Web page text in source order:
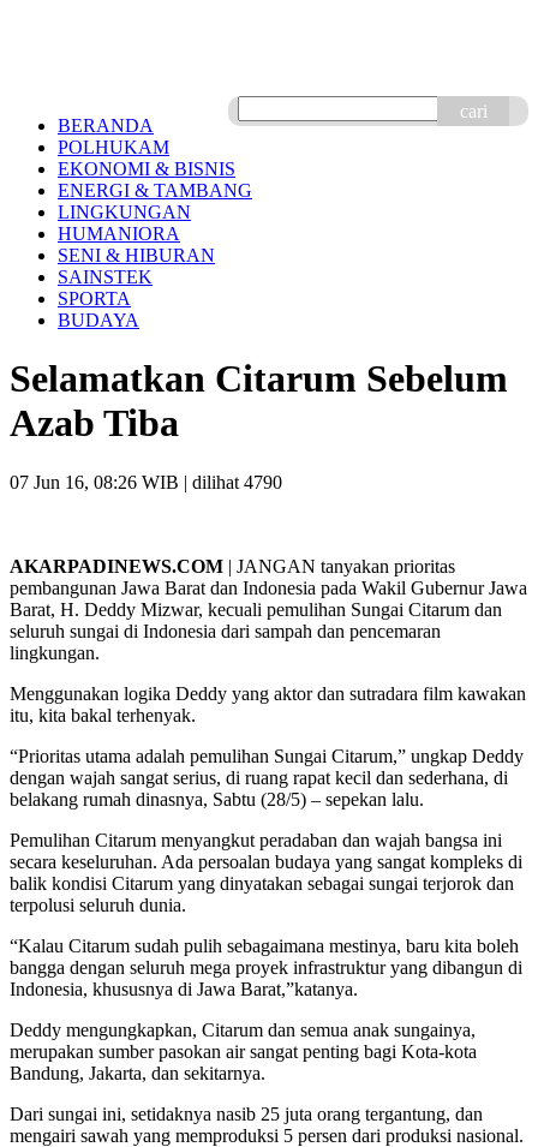
cari
BERANDA
POLHUKAM
EKONOMI & BISNIS
ENERGI & TAMBANG
LINGKUNGAN
HUMANIORA
SENI & HIBURAN
SAINSTEK
SPORTA
BUDAYA
Selamatkan Citarum Sebelum
Azab Tiba
07 Jun 16, 08:26 WIB | dilihat 4790
AKARPADINEWS.COM | JANGAN tanyakan prioritas
pembangunan Jawa Barat dan Indonesia pada Wakil Gubernur Jawa
Barat, H. Deddy Mizwar, kecuali pemulihan Sungai Citarum dan
seluruh sungai di Indonesia dari sampah dan pencemaran
lingkungan.
Menggunakan logika Deddy yang aktor dan sutradara film kawakan
itu, kita bakal terhenyak.
“Prioritas utama adalah pemulihan Sungai Citarum,” ungkap Deddy
dengan wajah sangat serius, di ruang rapat kecil dan sederhana, di
belakang rumah dinasnya, Sabtu (28/5) – sepekan lalu.
Pemulihan Citarum menyangkut peradaban dan wajah bangsa ini
secara keseluruhan. Ada persoalan budaya yang sangat kompleks di
balik kondisi Citarum yang dinyatakan sebagai sungai terjorok dan
terpolusi seluruh dunia.
“Kalau Citarum sudah pulih sebagaimana mestinya, baru kita boleh
bangga dengan seluruh mega proyek infrastruktur yang dibangun di
Indonesia, khususnya di Jawa Barat,”katanya.
Deddy mengungkapkan, Citarum dan semua anak sungainya,
merupakan sumber pasokan air sangat penting bagi Kota-kota
Bandung, Jakarta, dan sekitarnya.
Dari sungai ini, setidaknya nasib 25 juta orang tergantung, dan
mengairi sawah yang memproduksi 5 persen dari produksi nasional.